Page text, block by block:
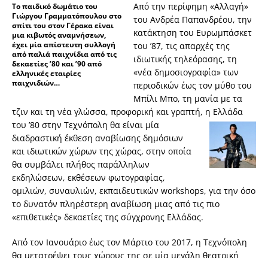
Το παιδικό δωμάτιο του
Γιώργου Γραμματόπουλου στο
σπίτι του στον Γέρακα είναι
μια κιβωτός αναμνήσεων,
έχει μία απίστευτη συλλογή
από παλιά παιχνίδια από τις
δεκαετίες ’80 και ’90 από
ελληνικές εταιρίες
παιχνιδιών…
Από την περίφημη «Αλλαγή»
του Ανδρέα Παπανδρέου, την
κατάκτηση του Ευρωμπάσκετ
του ’87, τις απαρχές της
ιδιωτικής τηλεόρασης, τη
«νέα δημοσιογραφία» των
περιοδικών έως τον μύθο του
Μπίλι Μπο, τη μανία με τα
τζιν και τη νέα γλώσσα, προφορική και γραπτή, η Ελλάδα
του ’80 στην Τεχνόπολη θα είναι μία
διαδραστική έκθεση αναβίωσης δημόσιων
και ιδιωτικών χώρων της χώρας, στην οποία
θα συμβάλει πλήθος παράλληλων
εκδηλώσεων, εκθέσεων φωτογραφίας,
ομιλιών, συναυλιών, εκπαιδευτικών workshops, για την όσο
το δυνατόν πληρέστερη αναβίωση μιας από τις πιο
«επιθετικές» δεκαετίες της σύγχρονης Ελλάδας.
Από τον Ιανουάριο έως τον Μάρτιο του 2017, η Τεχνόπολη
θα μετατρέψει τους χώρους της σε μία μεγάλη θεατρική